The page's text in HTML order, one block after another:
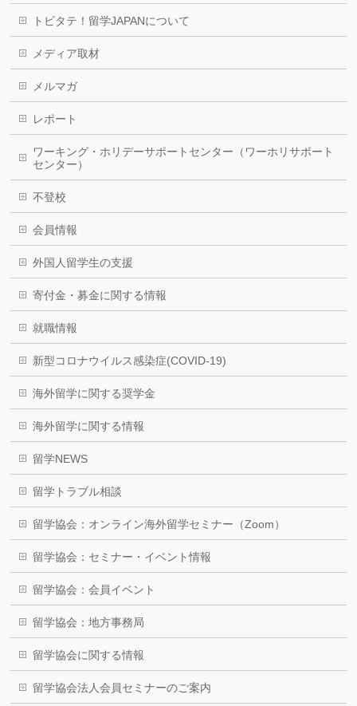
トビタテ！留学JAPANについて
メディア取材
メルマガ
レポート
ワーキング・ホリデーサポートセンター（ワーホリサポート
センター）
不登校
会員情報
外国人留学生の支援
寄付金・募金に関する情報
就職情報
新型コロナウイルス感染症(COVID-19)
海外留学に関する奨学金
海外留学に関する情報
留学NEWS
留学トラブル相談
留学協会：オンライン海外留学セミナー（Zoom）
留学協会：セミナー・イベント情報
留学協会：会員イベント
留学協会：地方事務局
留学協会に関する情報
留学協会法人会員セミナーのご案内